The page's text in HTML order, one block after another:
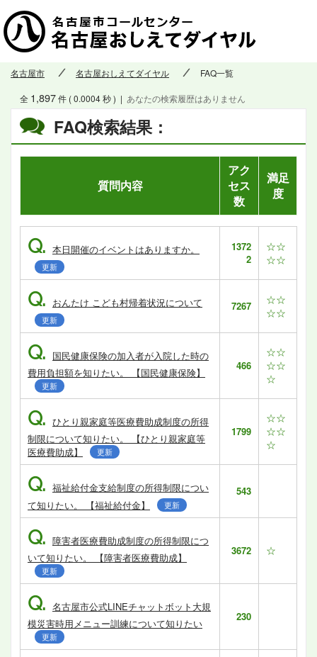
名古屋市 名古屋おしえてダイヤル FAQ一覧
FAQ検索結果：
全 1,897件 ( 0.0004 秒 ) | あなたの検索履歴はありません
質問内容
アク
セス
数
満足
度
Q. 本日開催のイベントはありますか。
更新
1372
2
☆☆
☆☆
Q. おんたけ こども村帰着状況について
更新
7267
☆☆
☆☆
Q. 国民健康保険の加入者が入院した時の
費用負担額を知りたい。 【国民健康保険】
更新
466
☆☆
☆☆
☆
Q. ひとり親家庭等医療費助成制度の所得
制限について知りたい。 【ひとり親家庭等
医療費助成】
更新
1799
☆☆
☆☆
☆
Q. 福祉給付金支給制度の所得制限につい
て知りたい。 【福祉給付金】
更新
543
Q. 障害者医療費助成制度の所得制限につ
いて知りたい。 【障害者医療費助成】
更新
3672 ☆
Q. 名古屋市公式LINEチャットボット大規
模災害時用メニュー訓練について知りたい
更新
230